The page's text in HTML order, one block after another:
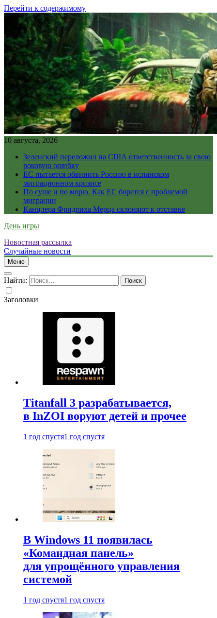
Перейти к содержимому
10 августа, 2026
Зеленский переложил на США ответственность за свою
роковую ошибку
ЕС пытается обвинить Россию в испанском
миграционном кризисе
По суше и по морю. Как ЕС борется с проблемой
миграции
Канцлера Фридриха Мерца склоняют к отставке
День игры
Новостная рассылка
Случайные новости
Меню
Найти:
Заголовки
Titanfall 3 разрабатывается,
в InZOI воруют детей и прочее
1 год спустя1 год спустя
В Windows 11 появилась
«Командная панель»
для упрощённого управления
системой
1 год спустя1 год спустя